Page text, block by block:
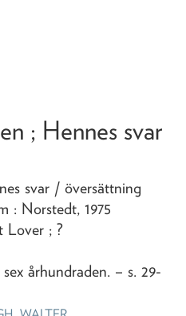
; Hennes svar
svar / översättning
: Norstedt, 1975
Lover ; ?
århundraden. – s. 29-